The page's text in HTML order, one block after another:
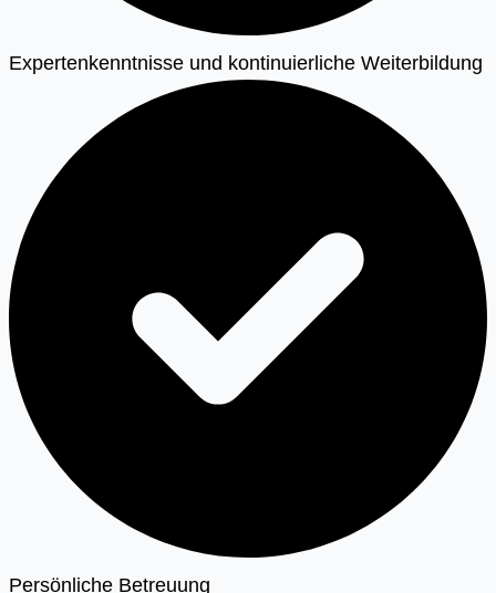
Expertenkenntnisse und kontinuierliche Weiterbildung
Persönliche Betreuung